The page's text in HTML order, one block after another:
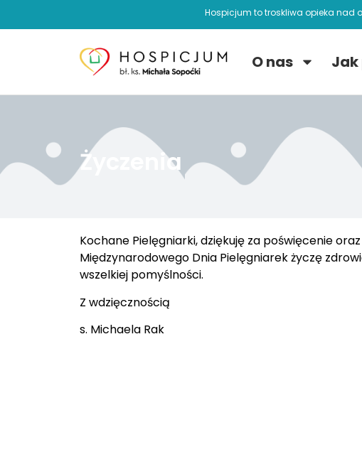
Hospicjum to troskliwa opieka nad
O nas
Życzenia
Kochane Pielęgniarki, dziękuję za poświęcenie
Międzynarodowego Dnia Pielęgniarek życzę
wszelkiej pomyślności.
Z wdzięcznością
s. Michaela Rak